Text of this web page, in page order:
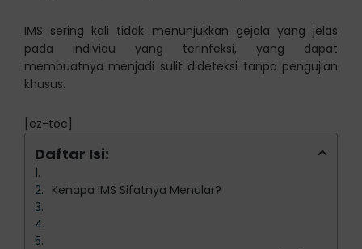
IMS sering kali tidak menunjukkan gejala yang jelas
pada individu yang terinfeksi, yang dapat
membuatnya menjadi sulit dideteksi tanpa pengujian
khusus.
[ez-toc]
Daftar Isi:
Kenapa IMS Sifatnya Menular?